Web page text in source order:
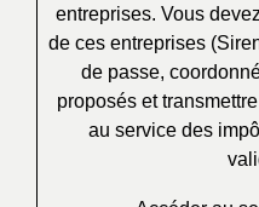
entreprises. Vous
de ces entreprises
de passe,
proposés et
au service des